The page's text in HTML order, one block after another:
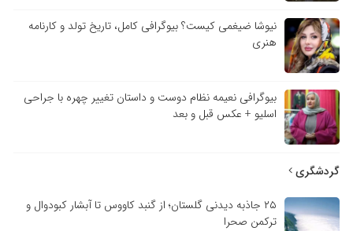
نیوشا ضیغمی کیست؟ بیوگرافی کامل، تاریخ تولد و کارنامه
هنری
بیوگرافی نعیمه نظام دوست و داستان تغییر چهره با جراحی
اسلیو + عکس قبل و بعد
گردشگری
۲۵ جاذبه دیدنی گلستان؛ از گنبد کاووس تا آبشار کبودوال و
ترکمن صحرا